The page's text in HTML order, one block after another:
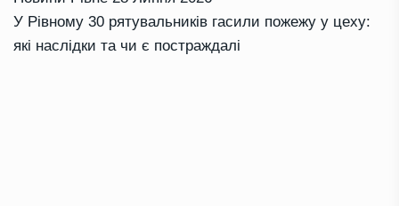
У Рівному 30 рятувальників гасили пожежу у цеху:
які наслідки та чи є постраждалі